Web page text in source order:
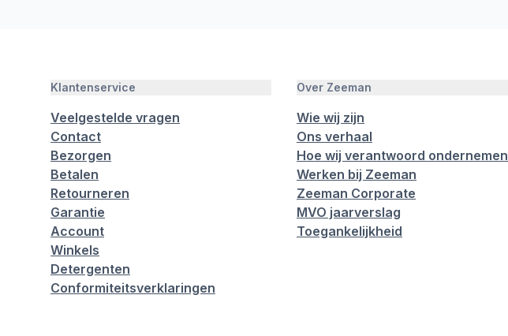
Klantenservice
Veelgestelde vragen
Contact
Bezorgen
Betalen
Retourneren
Garantie
Account
Winkels
Detergenten
Conformiteitsverklaringen
Over Zeeman
Wie wij zijn
Ons verhaal
Hoe wij verantwoord ondernemen
Werken bij Zeeman
Zeeman Corporate
MVO jaarverslag
Toegankelijkheid